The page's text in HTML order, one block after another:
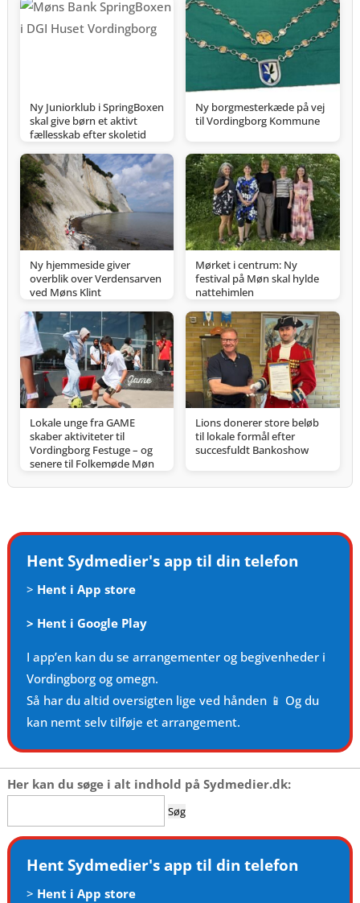
Ny Juniorklub i SpringBoxen
skal give børn et aktivt
fællesskab efter skoletid
Ny borgmesterkæde på vej
til Vordingborg Kommune
Ny hjemmeside giver
overblik over Verdensarven
ved Møns Klint
Mørket i centrum: Ny
festival på Møn skal hylde
nattehimlen
Lokale unge fra GAME
skaber aktiviteter til
Vordingborg Festuge – og
senere til Folkemøde Møn
Lions donerer store beløb
til lokale formål efter
succesfuldt Bankoshow
Hent Sydmedier's app til din telefon
> Hent i App store
> Hent i Google Play
I app’en kan du se arrangementer og begivenheder i
Vordingborg og omegn.
Så har du altid oversigten lige ved hånden 📱 Og du
kan nemt selv tilføje et arrangement.
Her kan du søge i alt indhold på Sydmedier.dk:
efter:
Hent Sydmedier's app til din telefon
> Hent i App store